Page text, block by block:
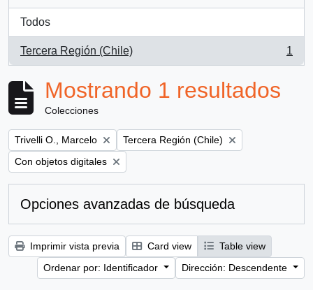
Todos
Tercera Región (Chile)
, 1 resultados
1
Mostrando 1 resultados
Colecciones
Remove filter:
Trivelli O., Marcelo Remove filter:
Tercera Región (Chile)
Remove filter:
Con objetos digitales
Opciones avanzadas de búsqueda
Imprimir vista previa Card view
Table view
Ordenar por: Identificador
Dirección: Descendente